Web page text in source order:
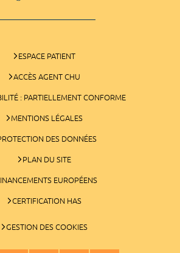
ESPACE PATIENT
ACCÈS AGENT CHU
: PARTIELLEMENT CONFORME
MENTIONS LÉGALES
DES DONNÉES
PLAN DU SITE
EUROPÉENS
CERTIFICATION HAS
GESTION DES COOKIES